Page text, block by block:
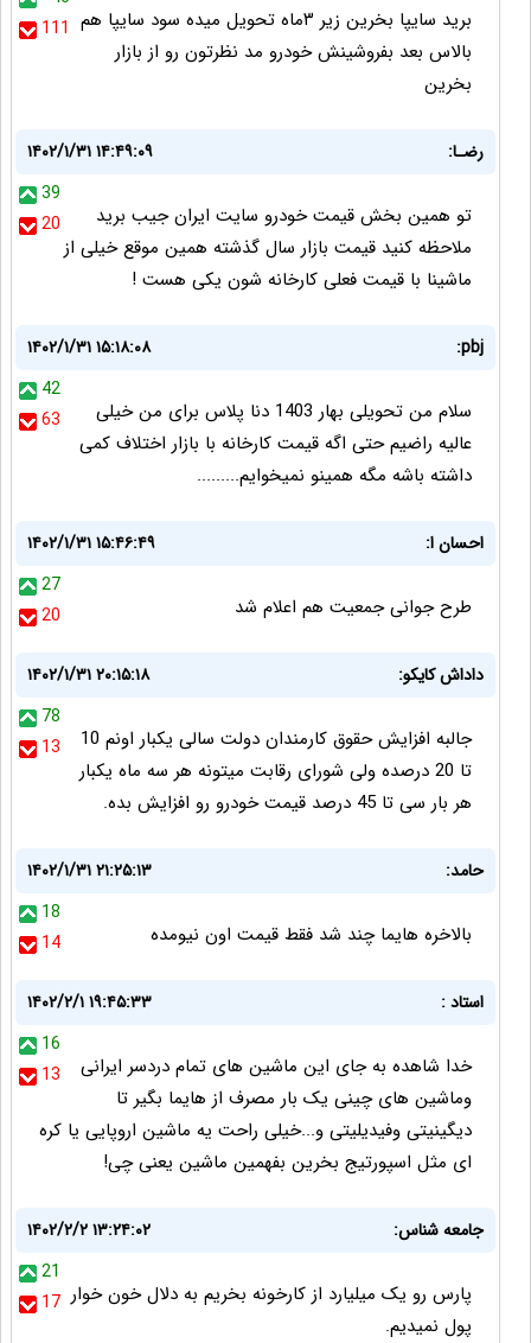
111 برید سایپا بخرین زیر ۳ماه تحویل میده سود سایپا هم
بالاس بعد بفروشینش خودرو مد نظرتون رو از بازار
بخرین
رضـا:
۱۴۰۲/۱/۳۱ ۱۴:۴۹:۰۹
39
20
تو همین بخش قیمت خودرو سایت ایران جیب برید
ملاحظه کنید قیمت بازار سال گذشته همین موقع خیلی از
ماشینا با قیمت فعلی کارخانه شون یکی هست !
pbj:
۱۴۰۲/۱/۳۱ ۱۵:۱۸:۰۸
42
63
سلام من تحویلی بهار 1403 دنا پلاس برای من خیلی
عالیه راضیم حتی اگه قیمت کارخانه با بازار اختلاف کمی
داشته باشه مگه همینو نمیخوایم.........
احسان ا:
۱۴۰۲/۱/۳۱ ۱۵:۴۶:۴۹
27
20
طرح جوانی جمعیت هم اعلام شد
داداش کایکو:
۱۴۰۲/۱/۳۱ ۲۰:۱۵:۱۸
78
13
جالبه افزایش حقوق کارمندان دولت سالی یکبار اونم 10
تا 20 درصده ولی شورای رقابت میتونه هر سه ماه یکبار
هر بار سی تا 45 درصد قیمت خودرو رو افزایش بده.
حامد:
۱۴۰۲/۱/۳۱ ۲۱:۲۵:۱۳
18
14
بالاخره هایما چند شد فقط قیمت اون نیومده
استاد :
۱۴۰۲/۲/۱ ۱۹:۴۵:۳۳
16
13
خدا شاهده به جای این ماشین های تمام دردسر ایرانی
وماشین های چینی یک بار مصرف از هایما بگیر تا
دیگینیتی وفیدیلیتی و...خیلی راحت یه ماشین اروپایی یا کره
ای مثل اسپورتیج بخرین بفهمین ماشین یعنی چی!
جامعه شناس:
۱۴۰۲/۲/۲ ۱۳:۲۴:۰۲
21
17 پارس رو یک میلیارد از کارخونه بخریم به دلال خون خوار
پول نمیدیم.